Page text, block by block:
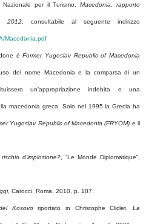
Nazionale per il Turismo,Macedonia, rapporto
2012 , consultabile al seguente indirizzo
Macedonia.pdf
èFormer Yugoslav Republic of Macedonia
del nome Macedonia e la comparsa di un
un’appropriazione indebita e una
macedonia greca. Solo nel 1995 la Grecia ha
Yugoslav Republic of Macedonia (FRYOM) e il
d’implosione? , “Le Monde Diplomatique”,
, Carocci, Roma, 2010, p. 107.
Kosovoriportato in Christophe Cliclet,La